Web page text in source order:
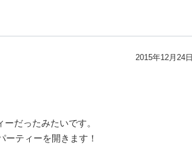
2015年12月24日
だったみたいです。
ーティーを開きます！